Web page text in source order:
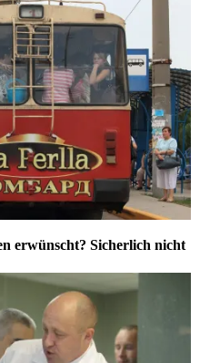
erwünscht? Sicherlich nicht